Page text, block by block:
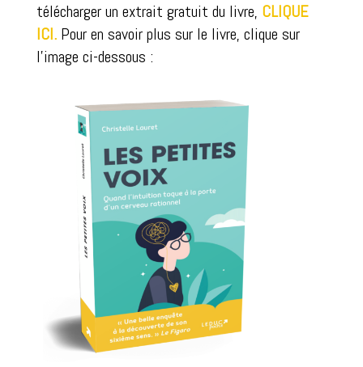
télécharger un extrait gratuit du livre, CLIQUE
ICI.Pour en savoir plus sur le livre, clique sur
l'image ci-dessous :